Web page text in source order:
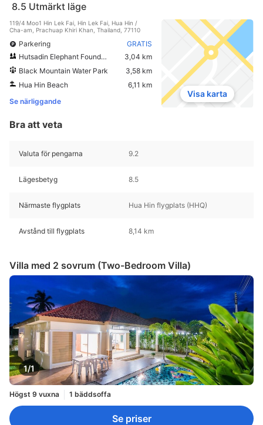
8.5 Utmärkt läge
119/4 Moo1 Hin Lek Fai, Hin Lek Fai, Hua Hin /
Cha-am, Prachuap Khiri Khan, Thailand, 77110
Parkering
GRATIS
Hutsadin Elephant Foundation
3,04 km
Black Mountain Water Park
3,58 km
Hua Hin Beach
6,11 km
Se närliggande
Visa karta
Bra att veta
Valuta för pengarna 9.2
Lägesbetyg 8.5
Närmaste flygplats Hua Hin flygplats (HHQ)
Avstånd till flygplats 8,14 km
Villa med 2 sovrum (Two-Bedroom Villa)
1/1
Högst 9 vuxna 1 bäddsoffa
Se priser